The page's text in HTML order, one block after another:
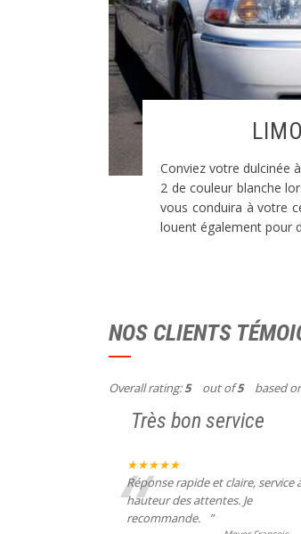
Conviez votre dulcinée
2 de couleur blanche
vous conduira à votre
louent également pour
NOS CLIENTS
Overall rating:5 out of5 based
Très bon service
★★★★★
“
Réponse rapide et claire, service
hauteur des attentes. Je
recommande.
”